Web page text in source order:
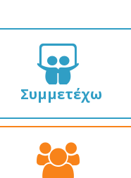
Συμμετέχω